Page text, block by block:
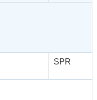
SPR